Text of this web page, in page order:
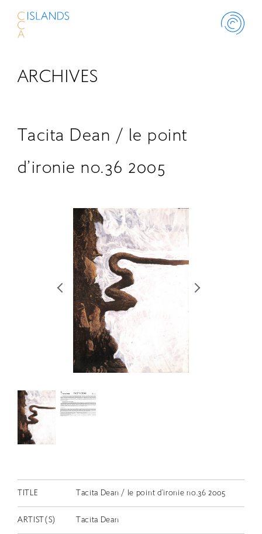
ABOUT
SCHOLARSHIP
RETRACE
コンサート
ARCHIVES
Tacita Dean / le point
d’ironie no.36 2005
TITLE Tacita Dean / le point d’ironie no.36 2005
ARTIST(S) Tacita Dean